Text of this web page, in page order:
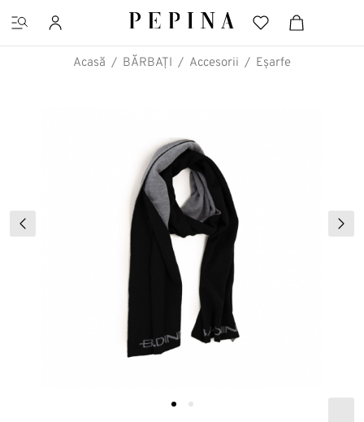
CĂUTĂRI FAVORITE
Acasă BĂRBAȚI Accesorii Eșarfe